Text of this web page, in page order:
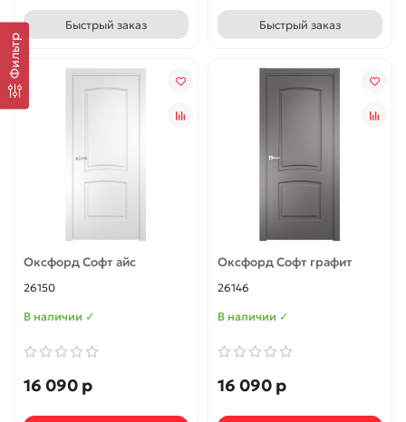
Фильтр
Быстрый заказ Быстрый заказ
Оксфорд Софт айс
26150
В наличии ✓
16 090 р
Оксфорд Софт графит
26146
В наличии ✓
16 090 р